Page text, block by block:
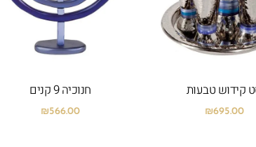
קידוש טבעות
₪695.00
חנוכיה 9 קנים
₪566.00